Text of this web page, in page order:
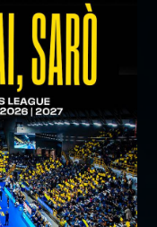
Verona);
(Pallavolo
(WithU
(WithU Verona).